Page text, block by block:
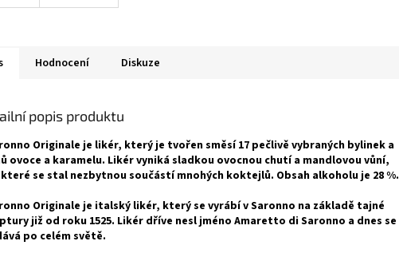
Hodnocení Diskuze
popis produktu
Originale je likér, který je tvořen směsí 17 pečlivě vybraných bylinek a
ovoce a karamelu. Likér vyniká sladkou ovocnou chutí a mandlovou vůní,
se stal nezbytnou součástí mnohých koktejlů. Obsah alkoholu je 28 %.
Originale je italský likér, který se vyrábí v Saronno na základě tajné
již od roku 1525. Likér dříve nesl jméno Amaretto di Saronno a dnes se
po celém světě.